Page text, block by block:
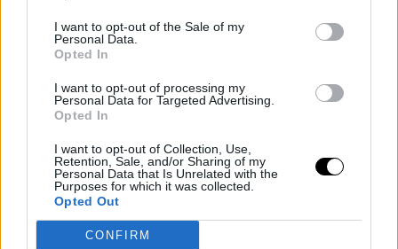
I want to opt-out of the Sale of my
Personal Data.
Opted In
I want to opt-out of processing my
Personal Data for Targeted Advertising.
Opted In
I want to opt-out of Collection, Use,
Retention, Sale, and/or Sharing of my
Personal Data that Is Unrelated with the
Purposes for which it was collected.
Opted Out
CONFIRM
mencionado el nombre del israelí
Deni Avdija
reforzar el perímetro, así como de
daría mayor profundidad al juego interior.